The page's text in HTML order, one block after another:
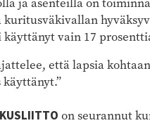
vain 17
että lapsia
on seurannut